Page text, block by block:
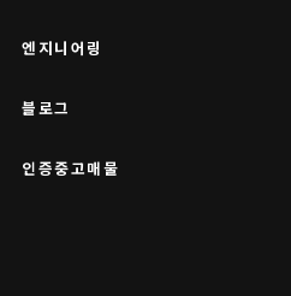
엔지니어링
블로그
인증중고매물